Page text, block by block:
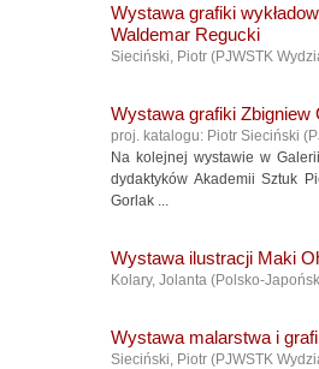
Wystawa grafiki
Waldemar Regucki
Sieciński, Piotr (PJWSTK
Wystawa grafiki
proj. katalogu: Piotr Sieciński (
Na kolejnej wystawie w
dydaktyków Akademii Sztuk
Gorlak ...
Wystawa ilustracji Maki
Kolary, Jolanta (Polsko-
Wystawa malarstwa i
Sieciński, Piotr (PJWSTK